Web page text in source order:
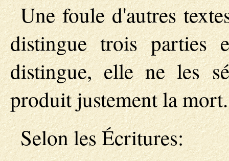
Une foule d'autres
distingue trois parties
distingue, elle ne les
produit justement la mort.
Selon les Écritures: